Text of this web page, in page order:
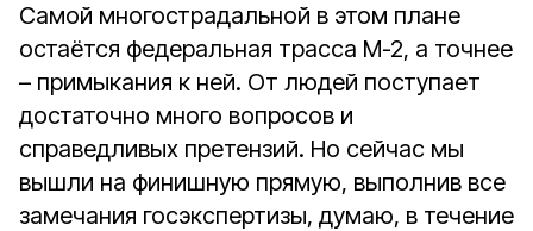
Самой многострадальной в этом плане
остаётся федеральная трасса М-2, а точнее
– примыкания к ней. От людей поступает
достаточно много вопросов и
справедливых претензий. Но сейчас мы
вышли на финишную прямую, выполнив все
замечания госэкспертизы, думаю, в течение